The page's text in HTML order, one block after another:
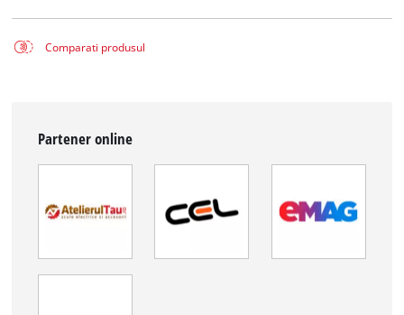
Comparati produsul
Partener online